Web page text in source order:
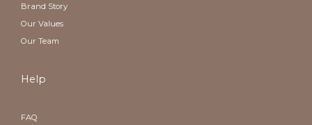
Brand Story
Our Values
Our Team
Help
FAQ